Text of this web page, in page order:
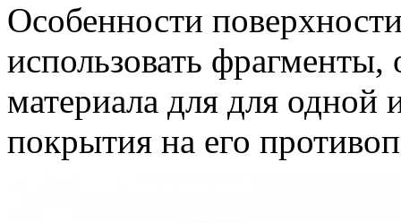
Особенности
использовать
материала для для одной
покрытия на его